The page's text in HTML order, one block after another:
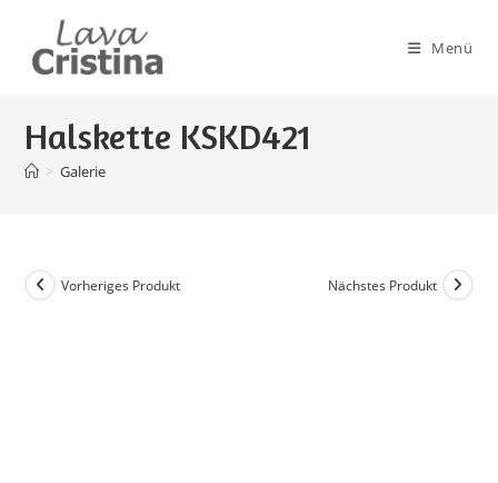
springen
Menü
Halskette KSKD421
> Galerie
Vorheriges Produkt Nächstes Produkt